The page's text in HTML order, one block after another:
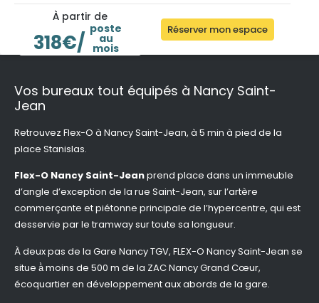
À partir de
318€/
poste
au
mois
Réserver mon espace
Vos bureaux tout équipés à Nancy Saint-
Jean
Retrouvez Flex-O à Nancy Saint-Jean, à 5 min à pied de la
place Stanislas.
Flex-O Nancy Saint-Jeanprend place dans un immeuble
d’angle d’exception de la rue Saint-Jean, sur l’artère
commerçante et piétonne principale de l’hypercentre, qui est
desservie par le tramway sur toute sa longueur.
À deux pas de la Gare Nancy TGV, FLEX-O Nancy Saint-Jean se
situe à̀ moins de 500 m de la ZAC Nancy Grand Cœur,
écoquartier en développement aux abords de la gare.